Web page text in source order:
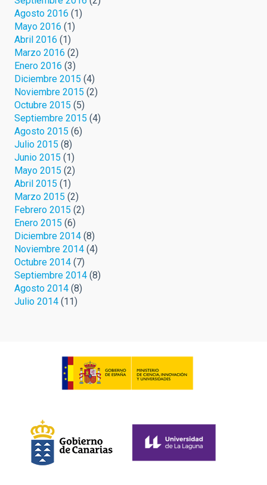
Agosto 2016 (1)
Mayo 2016 (1)
Abril 2016 (1)
Marzo 2016 (2)
Enero 2016 (3)
Diciembre 2015 (4)
Noviembre 2015 (2)
Octubre 2015 (5)
Septiembre 2015 (4)
Agosto 2015 (6)
Julio 2015 (8)
Junio 2015 (1)
Mayo 2015 (2)
Abril 2015 (1)
Marzo 2015 (2)
Febrero 2015 (2)
Enero 2015 (6)
Diciembre 2014 (8)
Noviembre 2014 (4)
Octubre 2014 (7)
Septiembre 2014 (8)
Agosto 2014 (8)
Julio 2014 (11)